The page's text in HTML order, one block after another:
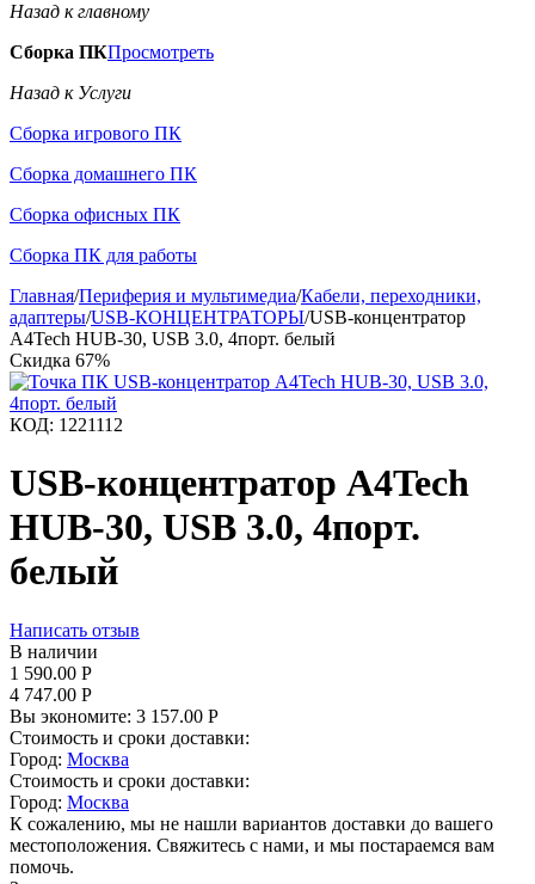
Назад к главному
Сборка ПКПросмотреть
Назад к Услуги
Сборка игрового ПК
Сборка домашнего ПК
Сборка офисных ПК
Сборка ПК для работы
Главная/Периферия и мультимедиа/Кабели, переходники,
адаптеры/USB-КОНЦЕНТРАТОРЫ/USB-концентратор
A4Tech HUB-30, USB 3.0, 4порт. белый
Скидка 67%
КОД: 1221112
USB-концентратор A4Tech
HUB-30, USB 3.0, 4порт.
белый
Написать отзыв
В наличии
1 590.00 Р
4 747.00 Р
Вы экономите: 3 157.00 Р
Стоимость и сроки доставки:
Город: Москва
Стоимость и сроки доставки:
Город: Москва
К сожалению, мы не нашли вариантов доставки до вашего
местоположения. Свяжитесь с нами, и мы постараемся вам
помочь.